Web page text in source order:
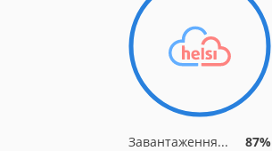
Завантаження... 87%